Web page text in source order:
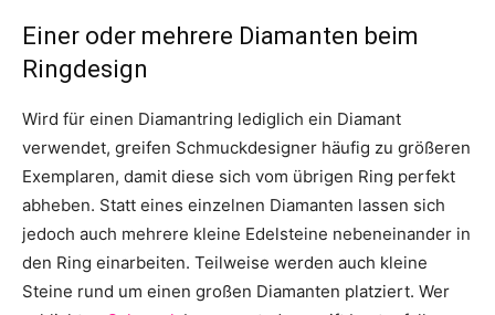
Einer oder mehrere Diamanten beim
Ringdesign
Wird für einen Diamantring lediglich ein Diamant
verwendet, greifen Schmuckdesigner häufig zu größeren
Exemplaren, damit diese sich vom übrigen Ring perfekt
abheben. Statt eines einzelnen Diamanten lassen sich
jedoch auch mehrere kleine Edelsteine nebeneinander in
den Ring einarbeiten. Teilweise werden auch kleine
Steine rund um einen großen Diamanten platziert. Wer